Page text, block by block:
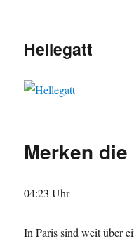
Hellegatt
Merken
04:23 Uhr
In Paris sind weit über